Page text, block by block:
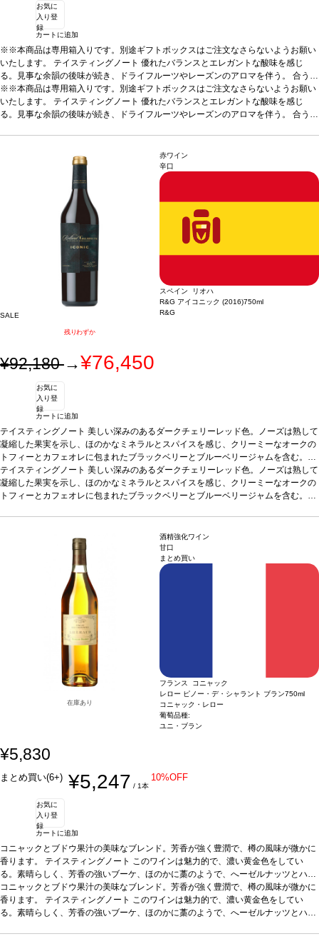
お気に
入り登
録
カートに追加
※※本商品は専用箱入りです。別途ギフトボックスはご注文なさらないようお願い
いたします。 テイスティングノート 優れたバランスとエレガントな酸味を感じ
る。見事な余韻の後味が続き、ドライフルーツやレーズンのアロマを伴う。 合う料
理アペリティフとして、またブルーチーズ、牡蠣、チョコレートケーキなどと合う
葡萄品種 100％ ユニ・ブラン
※※本商品は専用箱入りです。別途ギフトボックスはご注文なさらないようお願い
いたします。 テイスティングノート 優れたバランスとエレガントな酸味を感じ
る。見事な余韻の後味が続き、ドライフルーツやレーズンのアロマを伴う。 合う料
SALE
残りわずか
赤ワイン
辛口
スペイン リオハ
R&G アイコニック (2016)750ml
R&G
¥92,180→¥76,450
お気に
入り登
録
カートに追加
テイスティングノート 美しい深みのあるダークチェリーレッド色。ノーズは熟して
凝縮した果実を示し、ほのかなミネラルとスパイスを感じ、クリーミーなオークの
トフィーとカフェオレに包まれたブラックベリーとブルーベリージャムを含む。凝
縮されたグリセリンのような核を持ち、バランスがよく、果実味に富んだ上質で繊
細なタンニンに、表情豊かで、テロワールの特徴がはっきりと印象に残る長い余韻
が続く。
合う料理漁師が作るバスクの伝統的な煮込み料理で、マグロやトマト、ピーマンな
どを使ったマルミタコ料理に合う。またラム料理、牛肉のステーキ、鯛のグリル、
チーズなどとも好相性。葡萄品種95%テンプラリーニョ、5%ガルナッチャ
EOであるハビエル・ガラレタと協力し、スペインの最高のテロワールでプレミア
ムワインを生産することに合意し、スタートしました。フランスとスペインの2つ
の文化、そしてロランが造るクラシックかつ国際的なワインスタイルと、アラエッ
クス・グラン・スペイン・ファインワインズのワインに象徴されるモダンなワイン
スが融合しています。
テイスティングノート 美しい深みのあるダークチェリーレッド色。ノーズは熟して
凝縮した果実を示し、ほのかなミネラルとスパイスを感じ、クリーミーなオークの
トフィーとカフェオレに包まれたブラックベリーとブルーベリージャムを含む。凝
95%テンプラリーニョ、5%ガルナッチャ
R&Gプロジェクトは2010年、フランスの著名なワインメーカーであり
コンサルタントでもあるミシェル・ロランが、アラエックス・グランの創業者兼C
EOであるハビエル・ガラレタと協力し、スペインの最高のテロワールでプレミア
ムワインを生産することに合意し、スタートしました。フランスとスペインの2つ
の文化、そしてロランが造るクラシックかつ国際的なワインスタイルと、アラエッ
クス・グラン・スペイン・ファインワインズのワインに象徴されるモダンなワイン
スが融合しています。
在庫あり
酒精強化ワイン
甘口
まとめ買い
フランス コニャック
レロー ピノー・デ・シャラント ブラン750ml
コニャック・レロー
葡萄品種:
ユニ・ブラン
¥5,830
まとめ買い(6+) ¥5,247 / 1本
10%OFF
お気に
入り登
録
カートに追加
コニャックとブドウ果汁の美味なブレンド。芳香が強く豊潤で、樽の風味が微かに
香ります。 テイスティングノート このワインは魅力的で、濃い黄金色をしてい
る。素晴らしく、芳香の強いブーケ、ほのかに藁のようで、へーゼルナッツとハニ
ーが少々ある。こくがあり、まろやかでスムーズ、ハニー、葡萄のような口蓋を満
たす風味がある。魅力的で柔らかく、フルーティーな後味があり、全てのアロマが
余韻に残る。 合う料理食前酒として、あるいはフォアグラやメロン、デザートと
コニャックとブドウ果汁の美味なブレンド。芳香が強く豊潤で、樽の風味が微かに
香ります。 テイスティングノート このワインは魅力的で、濃い黄金色をしてい
る。素晴らしく、芳香の強いブーケ、ほのかに藁のようで、へーゼルナッツとハニ